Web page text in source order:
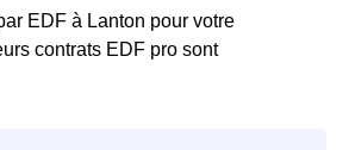
EDF à Lanton pour votre
contrats EDF pro sont